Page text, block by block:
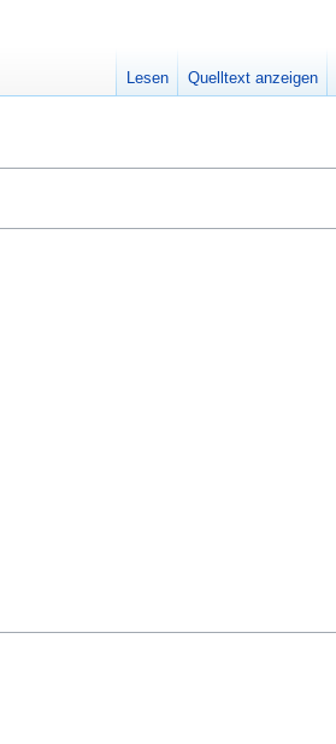
Lesen Quelltext anzeigen